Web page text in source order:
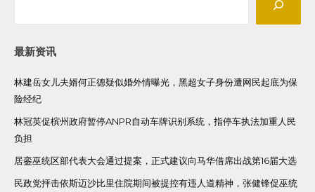
最新资讯
林建岳女儿夫婿何正德疑似婚外情曝光，黑超女子身份遭网民起底为保
险经纪
林冠英促槟州政府暂停ANPR自动车牌识别系统，指停车执法加重人民
负担
居銮巫统区部代表大会通过提案，正式建议向马华借席出战第16届大选
民政党抨击依斯迈沙比里住院期间被提控有违人道精神，张健锋促巫统